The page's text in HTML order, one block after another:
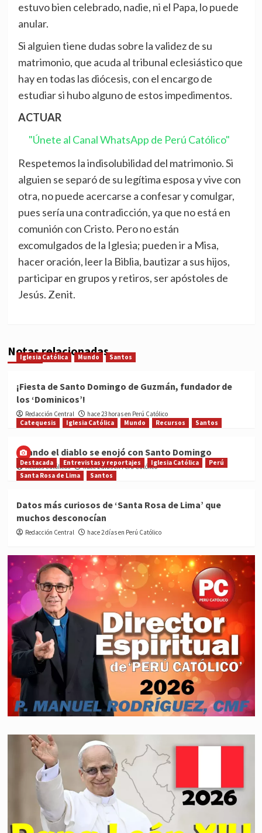
estuvo bien celebrado, nadie, ni el Papa, lo puede
anular.
Si alguien tiene dudas sobre la validez de su
matrimonio, que acuda al tribunal eclesiástico que
hay en todas las diócesis, con el encargo de
estudiar si hubo alguno de estos impedimentos.
ACTUAR
"Únete al Canal WhatsApp de Perú Católico"
Respetemos la indisolubilidad del matrimonio. Si
alguien se separó de su legítima esposa y vive con
otra, no puede acercarse a confesar y comulgar,
pues sería una contradicción, ya que no está en
comunión con Cristo. Pero no están
excomulgados de la Iglesia; pueden ir a Misa,
hacer oración, leer la Biblia, bautizar a sus hijos,
participar en grupos y retiros, ser apóstoles de
Jesús. Zenit.
Notas relacionadas
Iglesia Católica Mundo Santos
¡Fiesta de Santo Domingo de Guzmán, fundador de
los ‘Dominicos’!
Redacción Central
hace 23 horas en Perú Católico
Catequesis
Iglesia Católica Mundo Recursos Santos
Cuando el diablo se enojó con Santo Domingo
Medios Católicos hace 2 días en Perú Católico
Destacada Entrevistas y reportajes Iglesia Católica
Perú
Santa Rosa de Lima
Santos
Datos más curiosos de ‘Santa Rosa de Lima’ que
muchos desconocían
Redacción Central hace 2 días en Perú Católico